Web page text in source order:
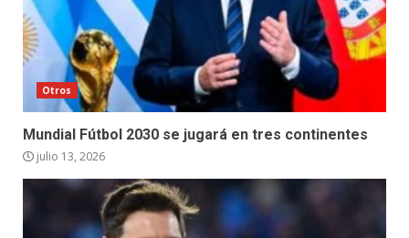
Otros
Mundial Fútbol 2030 se jugará en tres continentes
julio 13, 2026